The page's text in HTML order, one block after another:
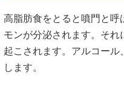
高脂肪食をとると噴門と
モンが分泌されます。それ
起こされます。アルコー
します。